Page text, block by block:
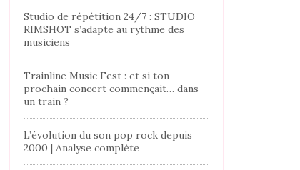
Studio de répétition 24/7 : STUDIO
RIMSHOT s’adapte au rythme des
musiciens
Trainline Music Fest : et si ton
prochain concert commençait… dans
un train ?
L’évolution du son pop rock depuis
2000 | Analyse complète